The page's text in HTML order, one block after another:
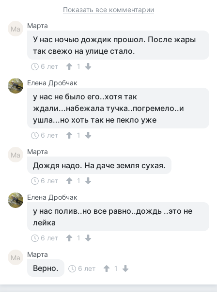
Показать все комментарии
Ма Марта
У нас ночью дождик прошол. После жары
так свежо на улице стало.
6 лет
1
Елена Дробчак
у нас не было его..хотя так
ждали...набежала тучка..погремело..и
ушла...но хоть так не пекло уже
6 лет 1
Ма Марта
Дождя надо. На даче земля сухая.
6 лет
1
Елена Дробчак
у нас полив..но все равно..дождь ..это не
лейка
6 лет 1
Ма Марта
Верно. 6 лет 1